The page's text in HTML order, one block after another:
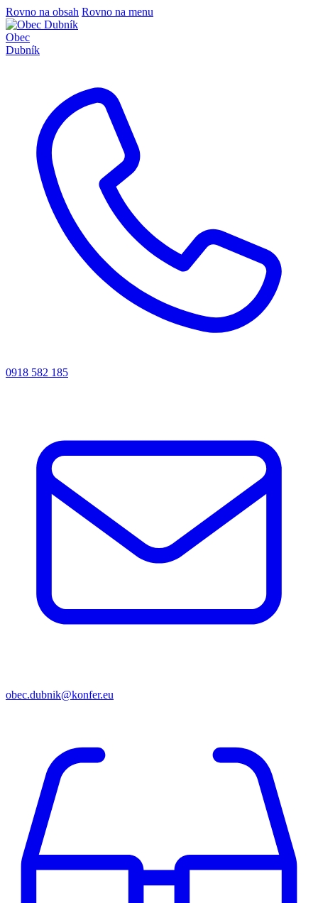
Rovno na obsah Rovno na menu
Obec
Dubník
0918 582 185
obec.dubnik@konfer.eu